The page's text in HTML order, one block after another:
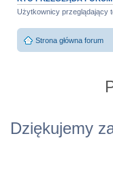
Użytkownicy przeglądający
Strona główna forum
Dziękujemy